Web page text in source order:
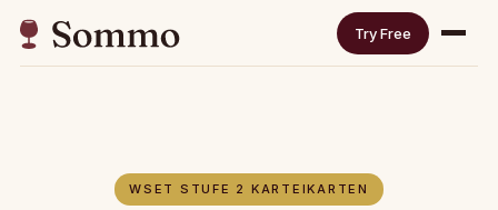
Try Free
WSET STUFE 2 KARTEIKARTEN